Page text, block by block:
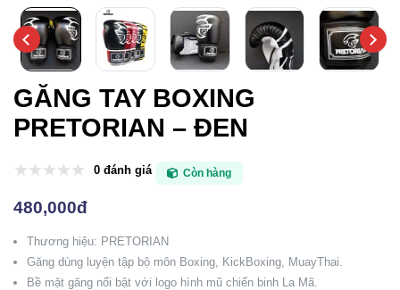
GĂNG TAY BOXING
PRETORIAN – ĐEN
0 đánh giá Còn hàng
480,000đ
Thương hiệu: PRETORIAN
Găng dùng luyện tập bộ môn Boxing, KickBoxing, MuayThai.
Bề mặt găng nổi bật với logo hình mũ chiến binh La Mã.